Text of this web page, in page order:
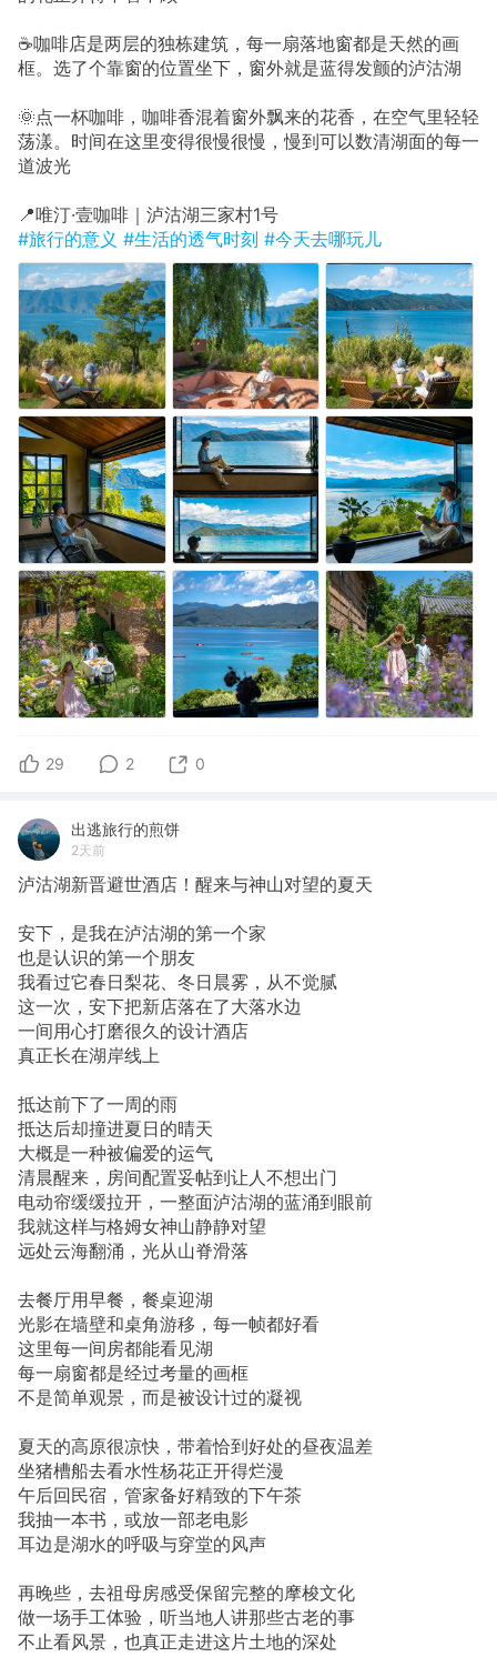
☕咖啡店是两层的独栋建筑，每一扇落地窗都是天然的画
框。选了个靠窗的位置坐下，窗外就是蓝得发颤的泸沽湖
🌞点一杯咖啡，咖啡香混着窗外飘来的花香，在空气里轻轻
荡漾。时间在这里变得很慢很慢，慢到可以数清湖面的每一
道波光
📍唯汀·壹咖啡｜泸沽湖三家村1号
#旅行的意义 #生活的透气时刻 #今天去哪玩儿
29 2 0
出逃旅行的煎饼
2天前
泸沽湖新晋避世酒店！醒来与神山对望的夏天
安下，是我在泸沽湖的第一个家
也是认识的第一个朋友
我看过它春日梨花、冬日晨雾，从不觉腻
这一次，安下把新店落在了大落水边
一间用心打磨很久的设计酒店
真正长在湖岸线上
抵达前下了一周的雨
抵达后却撞进夏日的晴天
大概是一种被偏爱的运气
清晨醒来，房间配置妥帖到让人不想出门
电动帘缓缓拉开，一整面泸沽湖的蓝涌到眼前
我就这样与格姆女神山静静对望
远处云海翻涌，光从山脊滑落
去餐厅用早餐，餐桌迎湖
光影在墙壁和桌角游移，每一帧都好看
这里每一间房都能看见湖
每一扇窗都是经过考量的画框
不是简单观景，而是被设计过的凝视
夏天的高原很凉快，带着恰到好处的昼夜温差
坐猪槽船去看水性杨花正开得烂漫
午后回民宿，管家备好精致的下午茶
我抽一本书，或放一部老电影
耳边是湖水的呼吸与穿堂的风声
再晚些，去祖母房感受保留完整的摩梭文化
做一场手工体验，听当地人讲那些古老的事
不止看风景，也真正走进这片土地的深处